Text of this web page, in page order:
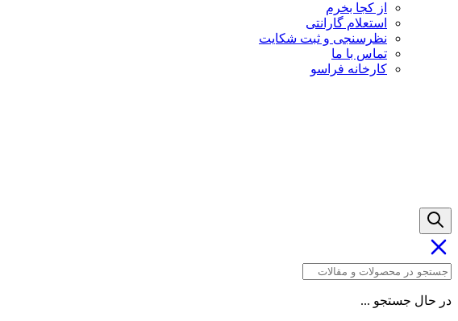
از کجا بخرم
استعلام گارانتی
نظرسنجی و ثبت شکایت
تماس با ما
کارخانه فراسو
در حال جستجو ...